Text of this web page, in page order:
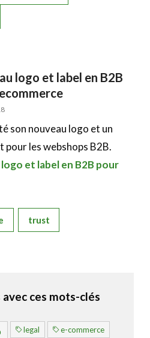
logo et label en B2B
son nouveau logo et un
pour les webshops B2B.
et label en B2B pour
trust
ces mots-clés
legal e-commerce